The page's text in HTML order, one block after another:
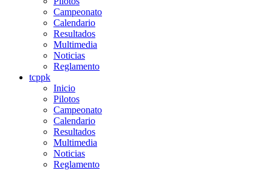
Campeonato
Calendario
Resultados
Multimedia
Noticias
Reglamento
tcppk
Inicio
Pilotos
Campeonato
Calendario
Resultados
Multimedia
Noticias
Reglamento